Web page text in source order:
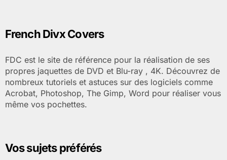
French Divx Covers
FDC est le site de référence pour la réalisation de ses
propres jaquettes de DVD et Blu-ray , 4K. Découvrez de
nombreux tutoriels et astuces sur des logiciels comme
Acrobat, Photoshop, The Gimp, Word pour réaliser vous
même vos pochettes.
Vos sujets préférés